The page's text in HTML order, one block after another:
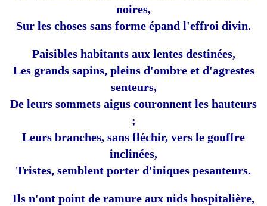
noires,
Sur les choses sans forme épand l'effroi divin.
Paisibles habitants aux lentes destinées,
Les grands sapins, pleins d'ombre et d'agrestes
senteurs,
De leurs sommets aigus couronnent les hauteurs
;
Leurs branches, sans fléchir, vers le gouffre
inclinées,
Tristes, semblent porter d'iniques pesanteurs.
Ils n'ont point de ramure aux nids hospitalière,